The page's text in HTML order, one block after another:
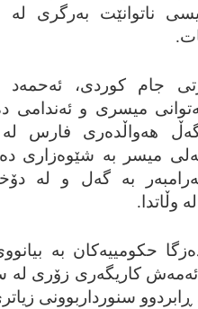
ناتوانێت به‌رگری له‌
جام کوردی، ئه‌حمه‌د
میسری و ئه‌ندامی
هه‌واڵده‌ری فارس
گه‌لی میسر به‌ شێوه‌زاری
به‌ گه‌ل و له‌
وڵاتدا.
حکومییه‌کان به‌
کاریگه‌ری زۆری له‌
سنورداربوونی